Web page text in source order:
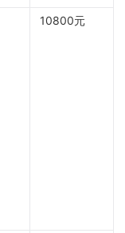
10800元